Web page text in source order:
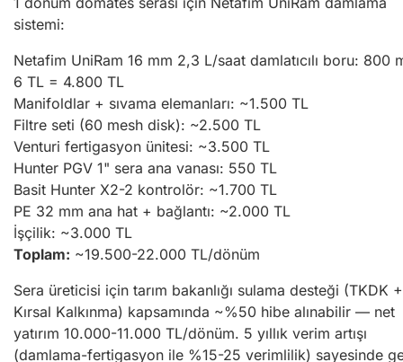
sistemi:
Netafim UniRam 16 mm 2,3 L/saat damlatıcılı boru: 800
6 TL = 4.800 TL
Manifoldlar + sıvama elemanları: ~1.500 TL
Filtre seti (60 mesh disk): ~2.500 TL
Venturi fertigasyon ünitesi: ~3.500 TL
Hunter PGV 1" sera ana vanası: 550 TL
Basit Hunter X2-2 kontrolör: ~1.700 TL
PE 32 mm ana hat + bağlantı: ~2.000 TL
İşçilik: ~3.000 TL
Toplam: ~19.500-22.000 TL/dönüm
Sera üreticisi için tarım bakanlığı sulama desteği (TKDK +
Kırsal Kalkınma) kapsamında ~%50 hibe alınabilir — net
yatırım 10.000-11.000 TL/dönüm. 5 yıllık verim artışı
(damlama-fertigasyon ile %15-25 verimlilik) sayesinde